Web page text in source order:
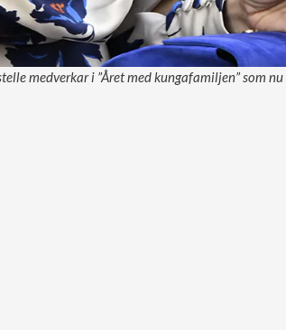
medverkar i ”Året med kungafamiljen” som